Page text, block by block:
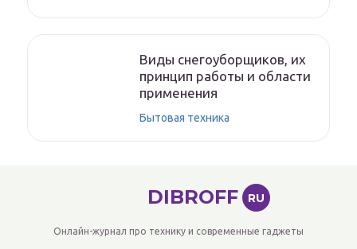
Виды снегоуборщиков, их
принцип работы и области
применения
Бытовая техника
DIBROFF RU
Онлайн-журнал про технику и современные гаджеты